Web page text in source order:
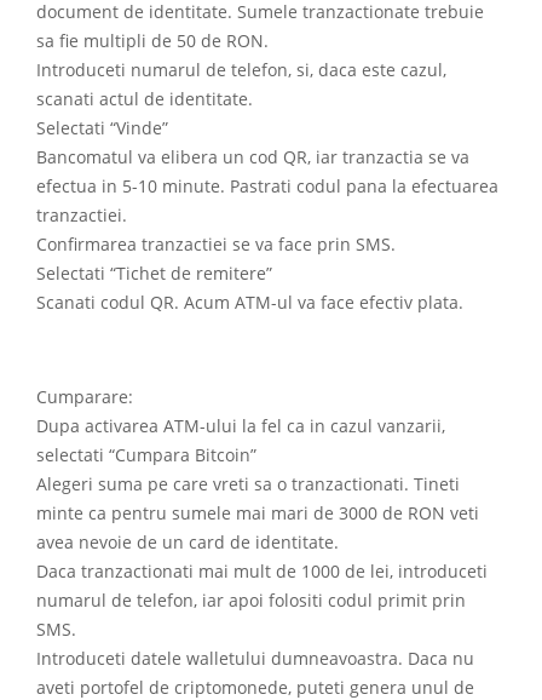
document de identitate. Sumele tranzactionate trebuie
sa fie multipli de 50 de RON.
Introduceti numarul de telefon, si, daca este cazul,
scanati actul de identitate.
Selectati “Vinde”
Bancomatul va elibera un cod QR, iar tranzactia se va
efectua in 5-10 minute. Pastrati codul pana la efectuarea
tranzactiei.
Confirmarea tranzactiei se va face prin SMS.
Selectati “Tichet de remitere”
Scanati codul QR. Acum ATM-ul va face efectiv plata.
Cumparare:
Dupa activarea ATM-ului la fel ca in cazul vanzarii,
selectati “Cumpara Bitcoin”
Alegeri suma pe care vreti sa o tranzactionati. Tineti
minte ca pentru sumele mai mari de 3000 de RON veti
avea nevoie de un card de identitate.
Daca tranzactionati mai mult de 1000 de lei, introduceti
numarul de telefon, iar apoi folositi codul primit prin
SMS.
Introduceti datele walletului dumneavoastra. Daca nu
aveti portofel de criptomonede, puteti genera unul de